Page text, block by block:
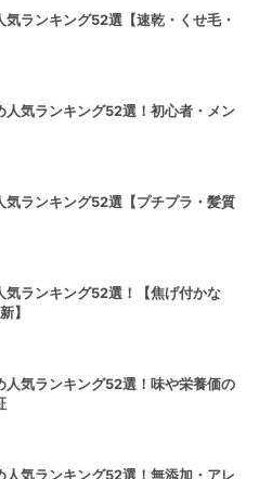
気ランキング52選【速乾・くせ毛・
人気ランキング52選！初心者・メン
気ランキング52選【プチプラ・髪質
気ランキング52選！【焦げ付かな
】
人気ランキング52選！味や栄養価の
人気ランキング52選！無添加・アレ